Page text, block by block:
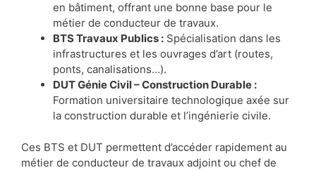
en bâtiment, offrant une bonne base pour le
métier de conducteur de travaux.
BTS Travaux Publics : Spécialisation dans les
infrastructures et les ouvrages d’art (routes,
ponts, canalisations…).
DUT Génie Civil – Construction Durable :
Formation universitaire technologique axée sur
la construction durable et l’ingénierie civile.
Ces BTS et DUT permettent d’accéder rapidement au
métier de conducteur de travaux adjoint ou chef de